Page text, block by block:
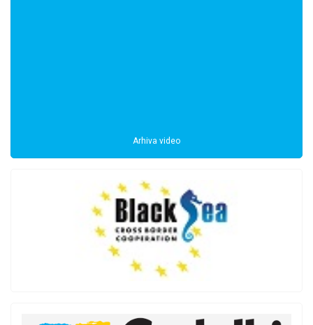
Arhiva video